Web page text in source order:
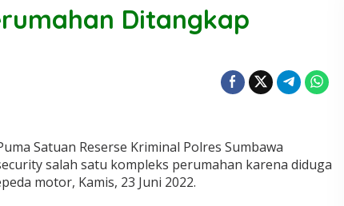
Ditangkap
Satuan Reserse Kriminal Polres Sumbawa
salah satu kompleks perumahan karena diduga
motor, Kamis, 23 Juni 2022.